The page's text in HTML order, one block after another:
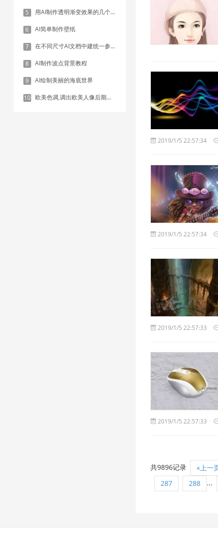
5 用AI制作透明渐变效果的几个方法
6 AI简单制作壁纸
7 在不同尺寸AI文档中建统一参考线 - 方法1：对齐和分布
8 AI制作波点背景教程
9 AI绘制美丽的海底世界
10 欧美色调,调出欧美人像后期色调实例
2019/1/5 22:57:34
2019/1/5 22:57:34
2019/1/5 22:57:33
2019/1/5 22:57:33
共9896记录
«上一
287
288 ...